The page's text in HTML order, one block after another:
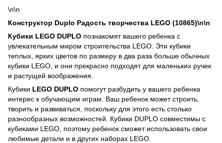
\n\n
Конструктор Duplo Радость творчества LEGO (10865)\n\n
Кубики LEGO DUPLO познакомят вашего ребенка с
увлекательным миром строительства LEGO. Эти кубики
теплых, ярких цветов по размеру в два раза больше обычных
кубики LEGO, и они прекрасно подходят для маленьких ручек
и растущей воображения.
Кубики LEGO DUPLO помогут разбудить у вашего ребенка
интерес к обучающим играм. Ваш ребенок может строить,
творить и развиваться, поскольку для этого есть столько
разнообразных возможностей. Кубики DUPLO совместимы с
кубиками LEGO, поэтому ребенок сможет использовать свои
любимые детали и в других наборах LEGO.